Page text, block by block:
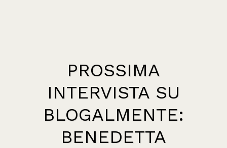
PROSSIMA
INTERVISTA SU
BLOGALMENTE:
BENEDETTA